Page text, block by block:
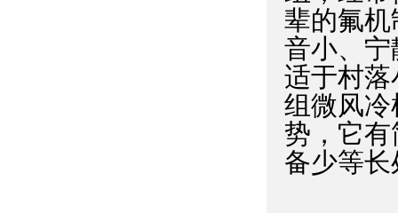
辈的氟
音小、
适于村
组微风
势，它
备少等